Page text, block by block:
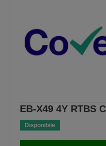
EB-X49 4Y RTBS
Disponibile